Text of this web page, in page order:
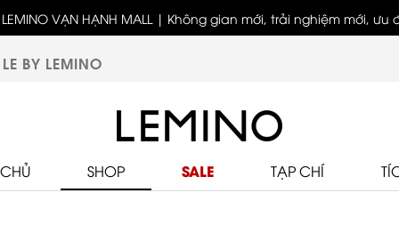
LEMINO VẠN HẠNH MALL | Không gian mới, trải nghiệm mới, ưu
biệt
BY LEMINO
SHOP SALE TẠP CHÍ